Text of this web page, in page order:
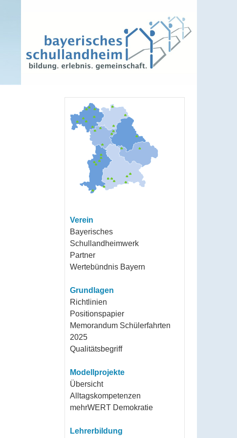
Verein
Bayerisches
Schullandheimwerk
Partner
Wertebündnis Bayern
Grundlagen
Richtlinien
Positionspapier
Memorandum Schülerfahrten
2025
Qualitätsbegriff
Modellprojekte
Übersicht
Alltagskompetenzen
mehrWERT Demokratie
Lehrerbildung